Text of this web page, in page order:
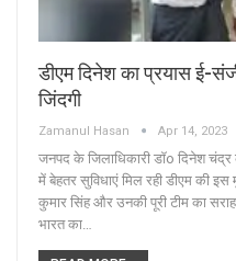
डीएम दिनेश का प्रयास ई-
जिंदगी
Zamanul Hasan Apr 14, 2023
जनपद के जिलाधिकारी डॉo दिनेश चंद्र
में बेहतर सुविधाएं मिल रही डीएम की
कुमार सिंह और उनकी पूरी टीम का
भारत का…